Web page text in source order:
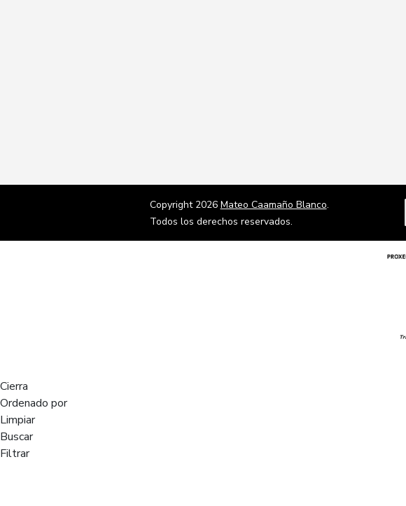
Copyright 2026 Mateo Caamaño Blanco.
Todos los derechos reservados.
Cierra
Ordenado por
Limpiar
Buscar
Filtrar